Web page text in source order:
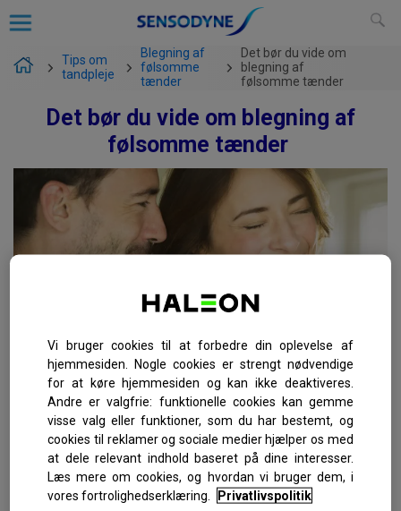
Tips om
tandpleje
Blegning af
følsomme
tænder
Det bør du vide om
blegning af
følsomme tænder
Det bør du vide om blegning af
følsomme tænder
Hvis du vil afblege følsomme tænder, er det bedst at diskutere de
Vi bruger cookies til at forbedre din oplevelse af
hjemmesiden. Nogle cookies er strengt nødvendige
for at køre hjemmesiden og kan ikke deaktiveres.
Andre er valgfrie: funktionelle cookies kan gemme
visse valg eller funktioner, som du har bestemt, og
cookies til reklamer og sociale medier hjælper os med
at dele relevant indhold baseret på dine interesser.
Læs mere om cookies, og hvordan vi bruger dem, i
vores fortrolighedserklæring.
Privatlivspolitik